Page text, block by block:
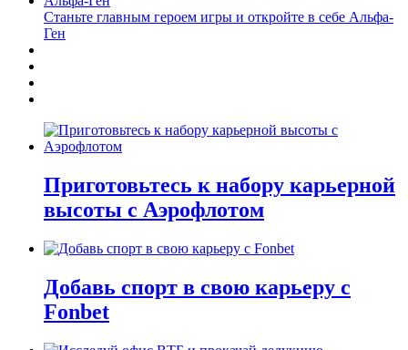
Станьте главным героем игры и откройте в себе Альфа-
Ген
Приготовьтесь к набору карьерной
высоты с Аэрофлотом
Добавь спорт в свою карьеру с
Fonbet